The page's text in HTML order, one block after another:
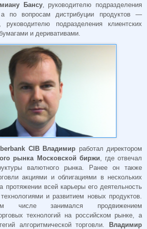
Бансу, руководителю подразделения
по вопросам дистрибуции продуктов —
руководителю подразделения клиентских
и деривативами.
CIB Владимир работал директором
рынка Московской биржи , где отвечал
валютного рынка. Ранее он также
акциями и облигациями в нескольких
протяжении всей карьеры его деятельность
и развитием новых продуктов.
занимался продвижением
технологий на российском рынке, а
алгоритмической торговли. Владимир